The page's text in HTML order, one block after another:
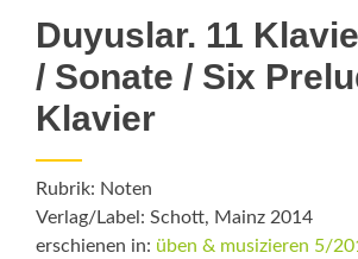
Duyuslar. 11
/ Sonate / Six
Klavier
Rubrik: Noten
Verlag/Label: Schott, Mainz 2014
erschienen in: üben & musizieren 5/